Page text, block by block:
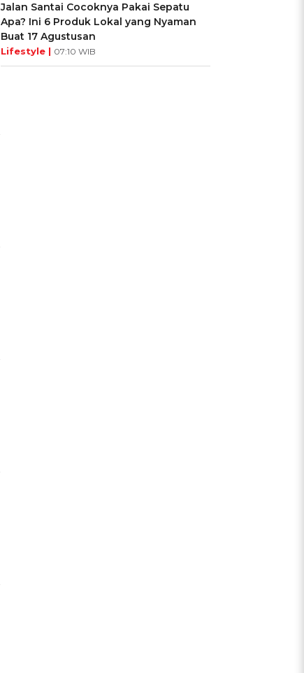
Jalan Santai Cocoknya Pakai Sepatu
Apa? Ini 6 Produk Lokal yang Nyaman
Buat 17 Agustusan
Lifestyle | 07:10 WIB